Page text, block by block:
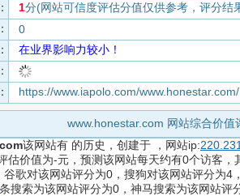
1分(网站可信度评估分值仅供参考，评分结
0
在业界影响力较小！
https://www.iapolo.com/
www.honestar.com 网站综合价值
该网站有 的历史，创建于 ，网站ip:
估价值为-元，预测该网站每天约有0个访客
谷歌对该网站评分为0，搜狗对该网站评分为4
搜索为该网站评分为0，神马搜索为该网站